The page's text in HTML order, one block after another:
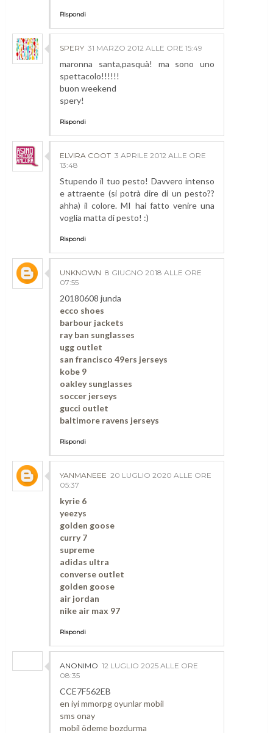
Rispondi
SPERY 31 MARZO 2012 ALLE ORE 15:49
maronna santa,pasquà! ma sono uno
spettacolo!!!!!!
buon weekend
spery!
Rispondi
ELVIRA COOT 3 APRILE 2012 ALLE ORE
13:48
Stupendo il tuo pesto! Davvero intenso
e attraente (si potrà dire di un pesto??
ahha) il colore. MI hai fatto venire una
voglia matta di pesto! :)
Rispondi
UNKNOWN 8 GIUGNO 2018 ALLE ORE
07:55
20180608 junda
ecco shoes
barbour jackets
ray ban sunglasses
ugg outlet
san francisco 49ers jerseys
kobe 9
oakley sunglasses
soccer jerseys
gucci outlet
baltimore ravens jerseys
Rispondi
YANMANEEE 20 LUGLIO 2020 ALLE ORE
05:37
kyrie 6
yeezys
golden goose
curry 7
supreme
adidas ultra
converse outlet
golden goose
air jordan
nike air max 97
Rispondi
ANONIMO 12 LUGLIO 2025 ALLE ORE
08:35
CCE7F562EB
en iyi mmorpg oyunlar mobil
sms onay
mobil ödeme bozdurma